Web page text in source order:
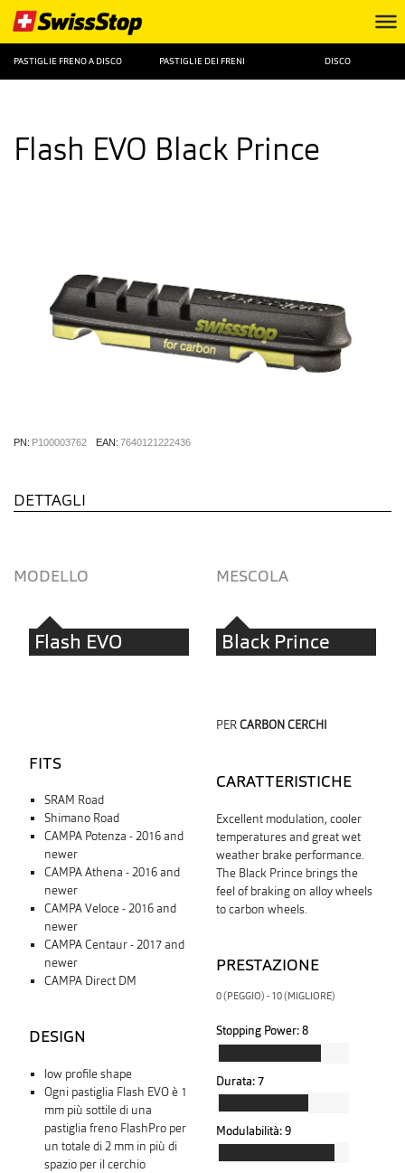
PASTIGLIE FRENO A DISCO PASTIGLIE DEI FRENI DISCO
Flash EVO Black Prince
PN: P100003762 EAN: 7640121222436
DETTAGLI
MODELLO MESCOLA
Flash EVO Black Prince
FITS
SRAM Road
Shimano Road
CAMPA Potenza - 2016 and
newer
CAMPA Athena - 2016 and
newer
CAMPA Veloce - 2016 and
newer
CAMPA Centaur - 2017 and
newer
CAMPA Direct DM
DESIGN
low profile shape
Ogni pastiglia Flash EVO è 1
mm più sottile di una
pastiglia freno FlashPro per
un totale di 2 mm in più di
spazio per il cerchio
PERCARBON CERCHI
CARATTERISTICHE
Excellent modulation, cooler
temperatures and great wet
weather brake performance.
The Black Prince brings the
feel of braking on alloy wheels
to carbon wheels.
PRESTAZIONE
0 (PEGGIO) - 10 (MIGLIORE)
Stopping Power:8
Durata:7
Modulabilità:9